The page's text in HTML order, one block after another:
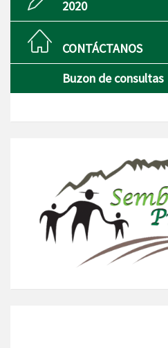
2020
CONTÁCTANOS
Buzon de consultas